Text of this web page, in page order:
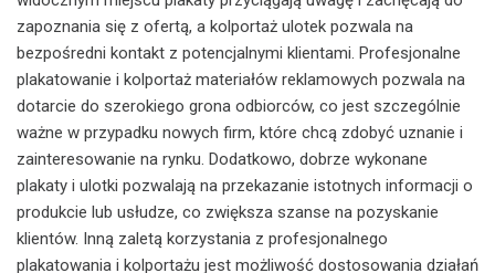
zapoznania się z ofertą, a kolportaż ulotek pozwala na
bezpośredni kontakt z potencjalnymi klientami. Profesjonalne
plakatowanie i kolportaż materiałów reklamowych pozwala na
dotarcie do szerokiego grona odbiorców, co jest szczególnie
ważne w przypadku nowych firm, które chcą zdobyć uznanie i
zainteresowanie na rynku. Dodatkowo, dobrze wykonane
plakaty i ulotki pozwalają na przekazanie istotnych informacji o
produkcie lub usłudze, co zwiększa szanse na pozyskanie
klientów. Inną zaletą korzystania z profesjonalnego
plakatowania i kolportażu jest możliwość dostosowania działań